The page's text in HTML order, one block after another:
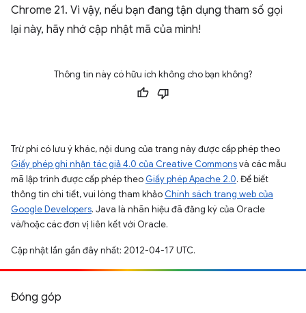
Chrome 21. Vì vậy, nếu bạn đang tận dụng tham số gọi
lại này, hãy nhớ cập nhật mã của mình!
Thông tin này có hữu ích không cho bạn không?
Trừ phi có lưu ý khác, nội dung của trang này được cấp phép theo
Giấy phép ghi nhận tác giả 4.0 của Creative Commonsvà các mẫu
mã lập trình được cấp phép theo Giấy phép Apache 2.0. Để biết
thông tin chi tiết, vui lòng tham khảo Chính sách trang web của
Google Developers. Java là nhãn hiệu đã đăng ký của Oracle
và/hoặc các đơn vị liên kết với Oracle.
Cập nhật lần gần đây nhất: 2012-04-17 UTC.
Đóng góp